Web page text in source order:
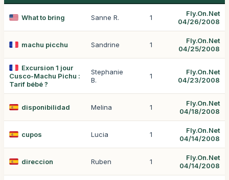
What to bring Sanne R. 1
Fly.On.Net
04/26/2008
machu picchu Sandrine 1
Fly.On.Net
04/25/2008
Excursion 1 jour
Cusco-Machu Pichu :
Tarif bébé ?
Stephanie
B.
1
Fly.On.Net
04/23/2008
disponibilidad Melina 1
Fly.On.Net
04/18/2008
cupos Lucia 1
Fly.On.Net
04/14/2008
direccion Ruben 1
Fly.On.Net
04/14/2008